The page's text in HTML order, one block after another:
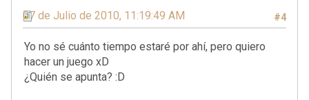
#4
07 de Julio de 2010, 11:19:49 AM
Yo no sé cuánto tiempo estaré por ahí, pero quiero
hacer un juego xD
¿Quién se apunta? :D